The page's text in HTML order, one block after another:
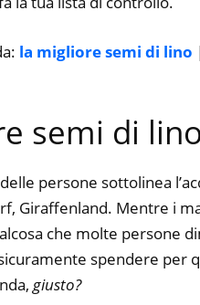
la migliore semi di lino
semi di
persone sottolinea
Giraffenland. Mentre i
che molte persone
spendere per
giusto?